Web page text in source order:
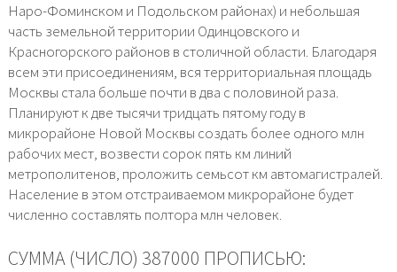
Наро-Фоминском и Подольском районах) и небольшая
часть земельной территории Одинцовского и
Красногорского районов в столичной области. Благодаря
всем эти присоединениям, вся территориальная площадь
Москвы стала больше почти в два с половиной раза.
Планируют к две тысячи тридцать пятому году в
микрорайоне Новой Москвы создать более одного млн
рабочих мест, возвести сорок пять км линий
метрополитенов, проложить семьсот км автомагистралей.
Население в этом отстраиваемом микрорайоне будет
численно составлять полтора млн человек.
СУММА (ЧИСЛО) 387000 ПРОПИСЬЮ: